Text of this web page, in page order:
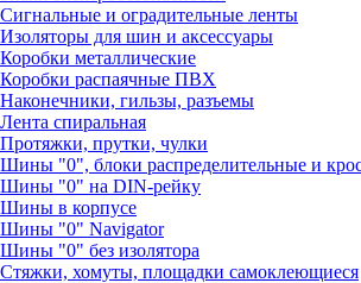
Сигнальные и оградительные ленты
Изоляторы для шин и аксессуары
Коробки металлические
Коробки распаячные ПВХ
Наконечники, гильзы, разъемы
Лента спиральная
Протяжки, прутки, чулки
Шины "0", блоки распределительные и
Шины "0" на DIN-рейку
Шины в корпусе
Шины "0" Navigator
Шины "0" без изолятора
Стяжки, хомуты, площадки самоклеющиеся